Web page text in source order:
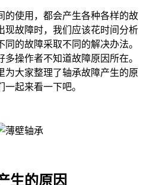
使用，都会产生各种各样的故
现故障时，我们应该花时间分析
的故障采取不同的解决办法。
操作者不知道故障原因所在。
为大家整理了轴承故障产生的原
起来看一下吧。
的原因